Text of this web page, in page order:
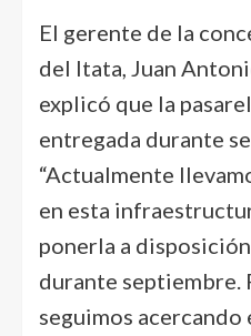
El gerente de la
del Itata, Juan
explicó que la
entregada durante
“Actualmente
en esta
ponerla a
durante septiembre.
seguimos acercando